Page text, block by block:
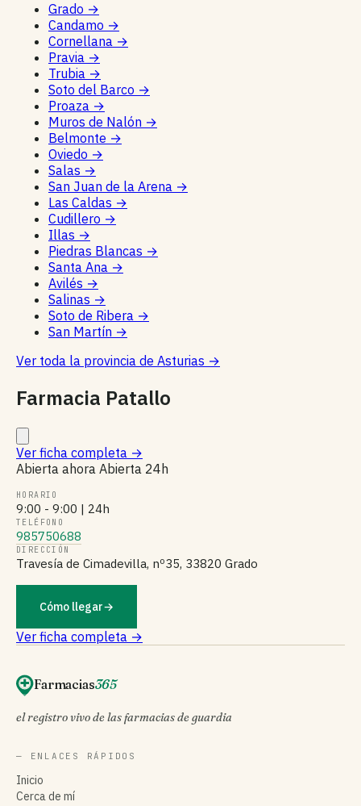
Grado →
Candamo →
Cornellana →
Pravia →
Trubia →
Soto del Barco →
Proaza →
Muros de Nalón →
Belmonte →
Oviedo →
Salas →
San Juan de la Arena →
Las Caldas →
Cudillero →
Illas →
Piedras Blancas →
Santa Ana →
Avilés →
Salinas →
Soto de Ribera →
San Martín →
Ver toda la provincia de Asturias →
Farmacia Patallo
Ver ficha completa →
Abierta ahora Abierta 24h
HORARIO
9:00 - 9:00 | 24h
TELÉFONO
985750688
DIRECCIÓN
Travesía de Cimadevilla, nº35, 33820 Grado
Cómo llegar→
Ver ficha completa →
Farmacias365
el registro vivo de las farmacias de guardia
— ENLACES RÁPIDOS
Inicio
Cerca de mí